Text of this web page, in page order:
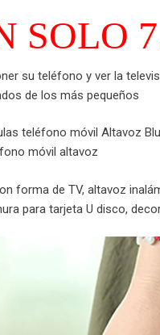
SOLO
su teléfono y ver la
de los más pequeños
teléfono móvil Altavoz
móvil altavoz
forma de TV, altavoz
para tarjeta U disco,